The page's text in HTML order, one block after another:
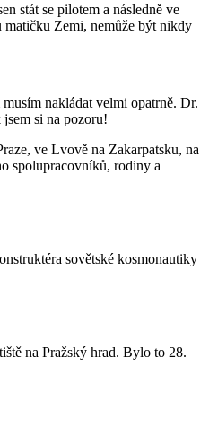
stát se pilotem a následně ve
matičku Zemi, nemůže být nikdy
nakládat velmi opatrně. Dr.
si na pozoru!
ve Lvově na Zakarpatsku, na
spolupracovníků, rodiny a
sovětské kosmonautiky
na Pražský hrad. Bylo to 28.